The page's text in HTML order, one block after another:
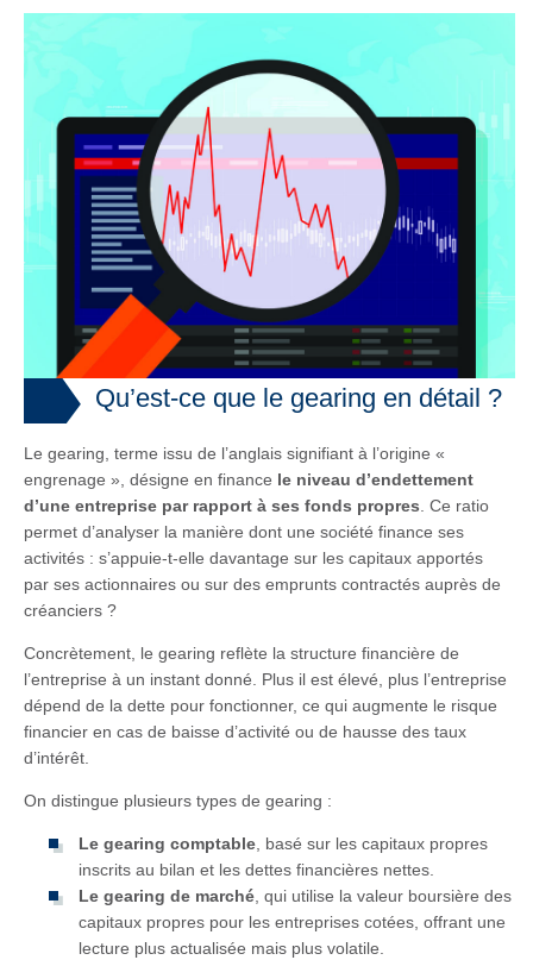
Qu’est-ce que le gearing en détail ?
Le gearing, terme issu de l’anglais signifiant à l’origine «
engrenage », désigne en finance le niveau d’endettement
d’une entreprise par rapport à ses fonds propres. Ce ratio
permet d’analyser la manière dont une société finance ses
activités : s’appuie-t-elle davantage sur les capitaux apportés
par ses actionnaires ou sur des emprunts contractés auprès de
créanciers ?
Concrètement, le gearing reflète la structure financière de
l’entreprise à un instant donné. Plus il est élevé, plus l’entreprise
dépend de la dette pour fonctionner, ce qui augmente le risque
financier en cas de baisse d’activité ou de hausse des taux
d’intérêt.
On distingue plusieurs types de gearing :
Le gearing comptable, basé sur les capitaux propres
inscrits au bilan et les dettes financières nettes.
Le gearing de marché, qui utilise la valeur boursière des
capitaux propres pour les entreprises cotées, offrant une
lecture plus actualisée mais plus volatile.